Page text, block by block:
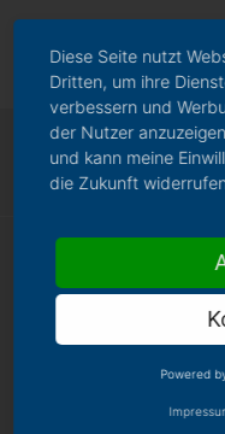
Diese Seite nutzt
Dritten, um ihre
verbessern und
der Nutzer
und kann meine
die Zukunft
Powered